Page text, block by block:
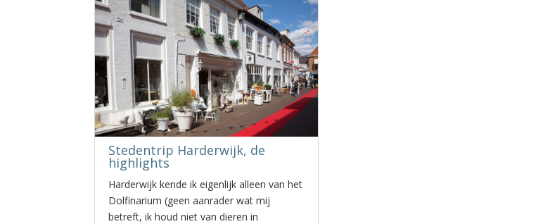
Stedentrip Harderwijk, de
highlights
Harderwijk kende ik eigenlijk alleen van het
Dolfinarium (geen aanrader wat mij
betreft, ik houd niet van dieren in